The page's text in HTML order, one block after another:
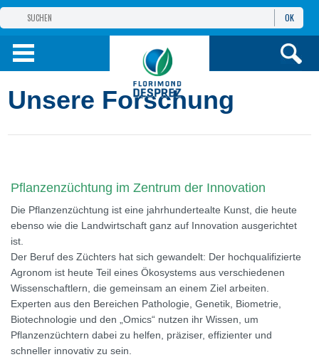
GRUPPE
PRODUKTE
OK
Unsere Forschung
Pflanzenzüchtung im Zentrum der Innovation
Die Pflanzenzüchtung ist eine jahrhundertealte Kunst, die heute
ebenso wie die Landwirtschaft ganz auf Innovation ausgerichtet
ist.
Der Beruf des Züchters hat sich gewandelt: Der hochqualifizierte
Agronom ist heute Teil eines Ökosystems aus verschiedenen
Wissenschaftlern, die gemeinsam an einem Ziel arbeiten.
Experten aus den Bereichen Pathologie, Genetik, Biometrie,
Biotechnologie und den „Omics“ nutzen ihr Wissen, um
Pflanzenzüchtern dabei zu helfen, präziser, effizienter und
schneller innovativ zu sein.